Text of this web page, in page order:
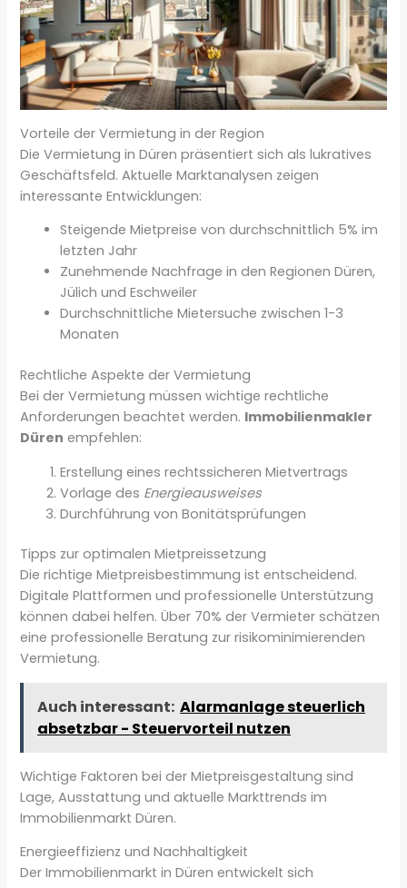
Vorteile der Vermietung in der Region
Die Vermietung in Düren präsentiert sich als lukratives
Geschäftsfeld. Aktuelle Marktanalysen zeigen
interessante Entwicklungen:
Steigende Mietpreise von durchschnittlich 5% im
letzten Jahr
Zunehmende Nachfrage in den Regionen Düren,
Jülich und Eschweiler
Durchschnittliche Mietersuche zwischen 1-3
Monaten
Rechtliche Aspekte der Vermietung
Bei der Vermietung müssen wichtige rechtliche
Anforderungen beachtet werden. Immobilienmakler
Düren empfehlen:
Erstellung eines rechtssicheren Mietvertrags
Vorlage des Energieausweises
Durchführung von Bonitätsprüfungen
Tipps zur optimalen Mietpreissetzung
Die richtige Mietpreisbestimmung ist entscheidend.
Digitale Plattformen und professionelle Unterstützung
können dabei helfen. Über 70% der Vermieter schätzen
eine professionelle Beratung zur risikominimierenden
Vermietung.
Auch interessant: Alarmanlage steuerlich
absetzbar - Steuervorteil nutzen
Wichtige Faktoren bei der Mietpreisgestaltung sind
Lage, Ausstattung und aktuelle Markttrends im
Immobilienmarkt Düren.
Energieeffizienz und Nachhaltigkeit
Der Immobilienmarkt in Düren entwickelt sich